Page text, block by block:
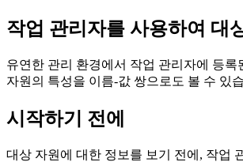
작업 관리자를 사용하여 대
유연한 관리 환경에서 작업 관리자에 등
자원의 특성을 이름-값 쌍으로도 볼 수 있
시작하기 전에
대상 자원에 대한 정보를 보기 전에, 작업